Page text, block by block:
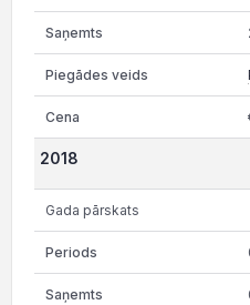
2018
Gada pārskats